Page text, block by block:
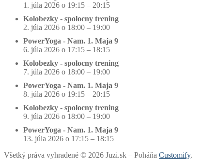
1. júla 2026 o 19:15 – 20:15
Kolobezky - spolocny trening
2. júla 2026 o 18:00 – 19:00
PowerYoga - Nam. 1. Maja 9
6. júla 2026 o 17:15 – 18:15
Kolobezky - spolocny trening
7. júla 2026 o 18:00 – 19:00
PowerYoga - Nam. 1. Maja 9
8. júla 2026 o 19:15 – 20:15
Kolobezky - spolocny trening
9. júla 2026 o 18:00 – 19:00
PowerYoga - Nam. 1. Maja 9
13. júla 2026 o 17:15 – 18:15
Všetký práva vyhradené © 2026 Juzi.sk – Poháňa Customify.